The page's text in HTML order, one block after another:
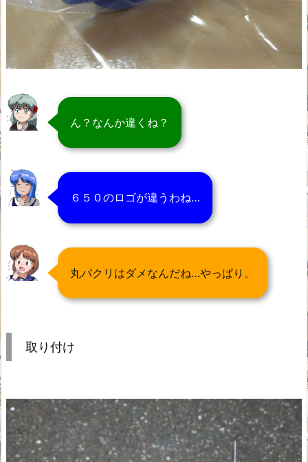
ん？なんか違くね？
６５０のロゴが違うわね…
丸パクリはダメなんだね…やっぱり。
取り付け